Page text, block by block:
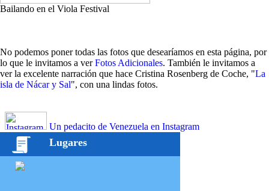
Bailando en el Viola Festival
No podemos poner todas las fotos que desearíamos en esta página, por
lo que le invitamos a verFotos Adicionales. También le invitamos a
ver la excelente narración que hace Cristina Rosenberg de Coche, "La
isla de Nácar y Sal", con una lindas fotos.
Un pedacito de Venezuela en Instagram
Lugares